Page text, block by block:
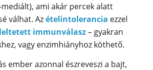
mediált), ami akár percek alatt
válhat. Azételintolerancia ezzel
immunválasz– gyakran
vagy enzimhiányhoz köthető.
ember azonnal észreveszi a bajt,